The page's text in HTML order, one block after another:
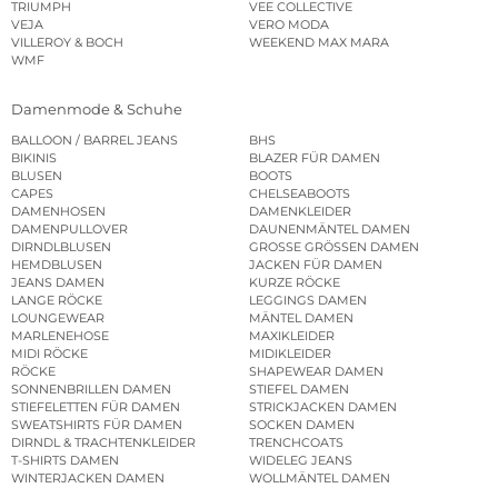
TRIUMPH
VEE COLLECTIVE
VEJA
VERO MODA
VILLEROY & BOCH
WEEKEND MAX MARA
WMF
Damenmode & Schuhe
BALLOON / BARREL JEANS
BHS
BIKINIS
BLAZER FÜR DAMEN
BLUSEN
BOOTS
CAPES
CHELSEABOOTS
DAMENHOSEN
DAMENKLEIDER
DAMENPULLOVER
DAUNENMÄNTEL DAMEN
DIRNDLBLUSEN
GROSSE GRÖSSEN DAMEN
HEMDBLUSEN
JACKEN FÜR DAMEN
JEANS DAMEN
KURZE RÖCKE
LANGE RÖCKE
LEGGINGS DAMEN
LOUNGEWEAR
MÄNTEL DAMEN
MARLENEHOSE
MAXIKLEIDER
MIDI RÖCKE
MIDIKLEIDER
RÖCKE
SHAPEWEAR DAMEN
SONNENBRILLEN DAMEN
STIEFEL DAMEN
STIEFELETTEN FÜR DAMEN
STRICKJACKEN DAMEN
SWEATSHIRTS FÜR DAMEN
SOCKEN DAMEN
DIRNDL & TRACHTENKLEIDER
TRENCHCOATS
T-SHIRTS DAMEN
WIDELEG JEANS
WINTERJACKEN DAMEN
WOLLMÄNTEL DAMEN